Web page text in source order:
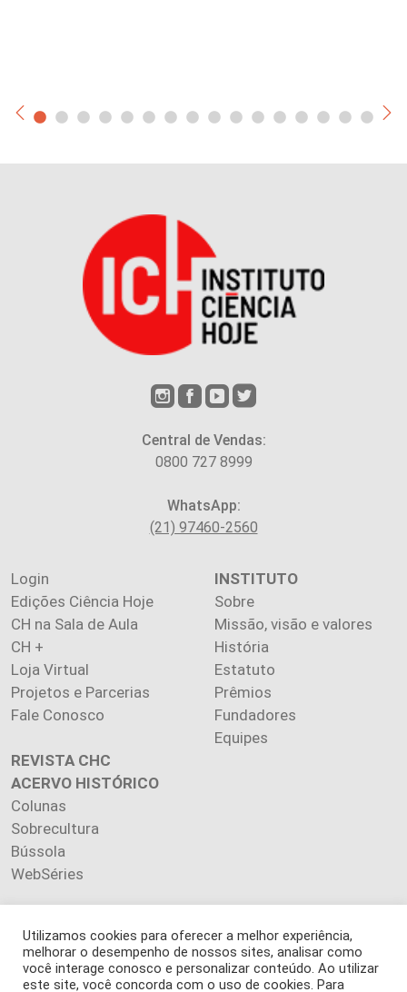
Central de Vendas:
0800 727 8999
WhatsApp:
(21) 97460-2560
Login
Edições Ciência Hoje
CH na Sala de Aula
CH +
Loja Virtual
Projetos e Parcerias
Fale Conosco
INSTITUTO
Sobre
Missão, visão e valores
História
Estatuto
Prêmios
Fundadores
Equipes
REVISTA CHC
ACERVO HISTÓRICO
Colunas
Sobrecultura
Bússola
WebSéries
Copyright 2026 INSTITUTO CIÊNCIA HOJE. Todos os direitos
reservados.
Utilizamos cookies para oferecer a melhor experiência,
melhorar o desempenho de nossos sites, analisar como
você interage conosco e personalizar conteúdo. Ao utilizar
este site, você concorda com o uso de cookies. Para